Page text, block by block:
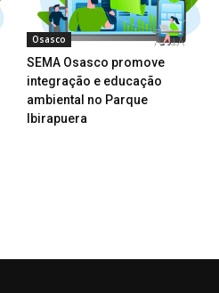
Osasco
SEMA Osasco promove
integração e educação
ambiental no Parque
Ibirapuera